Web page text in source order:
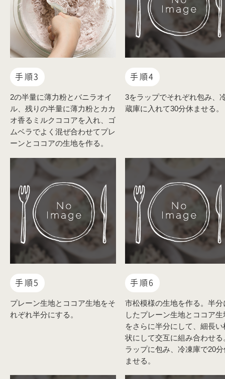
手順3
2の半量に薄力粉とバニラオイ
ル、残りの半量に薄力粉とカカ
オ香るミルクココアを入れ、ゴ
ムベラでよく混ぜ合わせてプレ
ーンとココアの生地を作る。
手順4
3をラップでそれぞれ包み、
蔵庫に入れて30分休ませる。
手順5
プレーン生地とココア生地をそ
れぞれ半分にする。
手順6
市松模様の生地を作る。半分
したプレーン生地とココア生
をさらに半分にして、細長い
状にして交互に組み合わせる
ラップに包み、冷凍庫で20分
ませる。